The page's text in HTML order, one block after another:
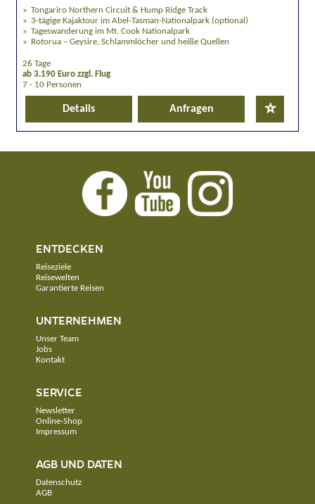
Tongariro Northern Circuit & Hump Ridge Track
3-tägige Kajaktour im Abel-Tasman-Nationalpark (optional)
Tageswanderung im Mt. Cook Nationalpark
Rotorua – Geysire, Schlammlöcher und heiße Quellen
26 Tage
ab 3.190 Euro zzgl. Flug
7 - 10 Personen
Details Anfragen
ENTDECKEN
Reiseziele
Reisewelten
Garantierte Reisen
UNTERNEHMEN
Unser Team
Jobs
Kontakt
SERVICE
Newsletter
Online-Shop
Impressum
AGB UND DATEN
Datenschutz
AGB